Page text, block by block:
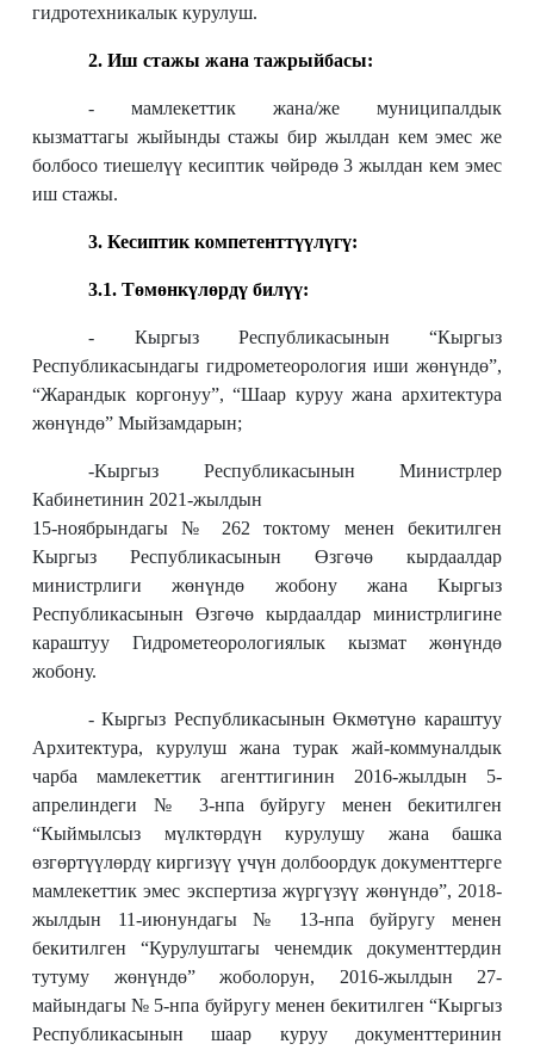
гидротехникалык курулуш.
2. Иш стажы жана тажрыйбасы:
- мамлекеттик жана/же муниципалдык
кызматтагы жыйынды стажы бир жылдан кем эмес же
болбосо тиешелүү кесиптик чөйрөдө 3 жылдан кем эмес
иш стажы.
3. Кесиптик компетенттүүлүгү:
3.1. Төмөнкүлөрдү билүү:
- Кыргыз Республикасынын “Кыргыз
Республикасындагы гидрометеорология иши жөнүндө”,
“Жарандык коргонуу”, “Шаар куруу жана архитектура
жөнүндө” Мыйзамдарын;
-Кыргыз Республикасынын Министрлер
Кабинетинин 2021-жылдын
15-ноябрындагы № 262 токтому менен бекитилген
Кыргыз Республикасынын Өзгөчө кырдаалдар
министрлиги жөнүндө жобону жана Кыргыз
Республикасынын Өзгөчө кырдаалдар министрлигине
караштуу Гидрометеорологиялык кызмат жөнүндө
жобону.
- Кыргыз Республикасынын Өкмөтүнө караштуу
Архитектура, курулуш жана турак жай-коммуналдык
чарба мамлекеттик агенттигинин 2016-жылдын 5-
апрелиндеги № 3-нпа буйругу менен бекитилген
“Кыймылсыз мүлктөрдүн курулушу жана башка
өзгөртүүлөрдү киргизүү үчүн долбоордук документтерге
мамлекеттик эмес экспертиза жүргүзүү жөнүндө”, 2018-
жылдын 11-июнундагы № 13-нпа буйругу менен
бекитилген “Курулуштагы ченемдик документтердин
тутуму жөнүндө” жоболорун, 2016-жылдын 27-
майындагы № 5-нпа буйругу менен бекитилген “Кыргыз
Республикасынын шаар куруу документтеринин